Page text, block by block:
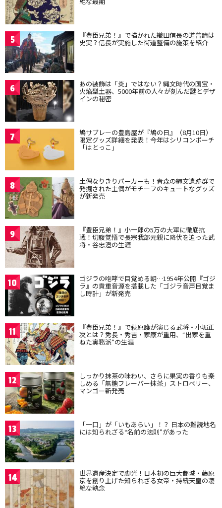
5 『豊臣兄弟！』で描かれた織田信長の道普請は
史実？信長が実施した街道整備の施策を紹介
6 あの装飾は「炎」ではない？縄文時代の国宝・
火焔型土器、5000年前の人々が刻んだ謎とデザ
インの秘密
7 鳩サブレーの豊島屋が『鳩の日』（8月10日）
限定グッズ詳細を発表！今年はシリコンポーチ
「はとっこ」
8 土偶なりきりパーカーも！青森の縄文遺跡群で
発掘された土偶がモチーフのキュートなグッズ
が新発売
9 『豊臣兄弟！』小一郎の5万の大軍に徹底抗
戦！切腹覚悟で長宗我部元親に降伏を迫った武
将・谷忠澄の生涯
10 ゴジラの咆哮で目覚める朝…1954年公開『ゴジ
ラ』の貴重音源を搭載した「ゴジラ音声目覚ま
し時計」が新発売
11 『豊臣兄弟！』で萩原護が演じる武将・小堀正
次とは？秀長・秀吉・家康が重用、“出家を重
ねた実務派”の生涯
12 しっかり抹茶の味わい、さらに果実の香りも楽
しめる「無糖フレーバー抹茶」ストロベリー、
マンゴー新発売
13 「一口」が「いもあらい」！？ 日本の難読地名
には知られざる“名前の法則”があった
14 世界遺産決定で脚光！日本初の巨大都城・藤原
京を創り上げた知られざる女帝・持統天皇の凄
絶な執念